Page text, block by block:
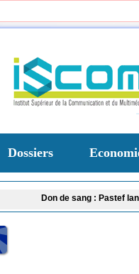
Dossiers
de sang : Pastef lance un appel